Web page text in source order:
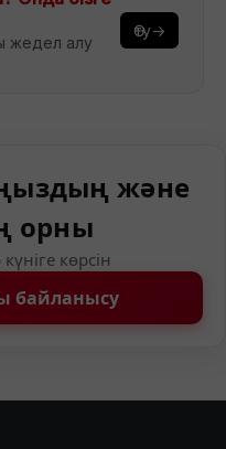
жедел алу
Өту→
және
орны
көрсін
байланысу